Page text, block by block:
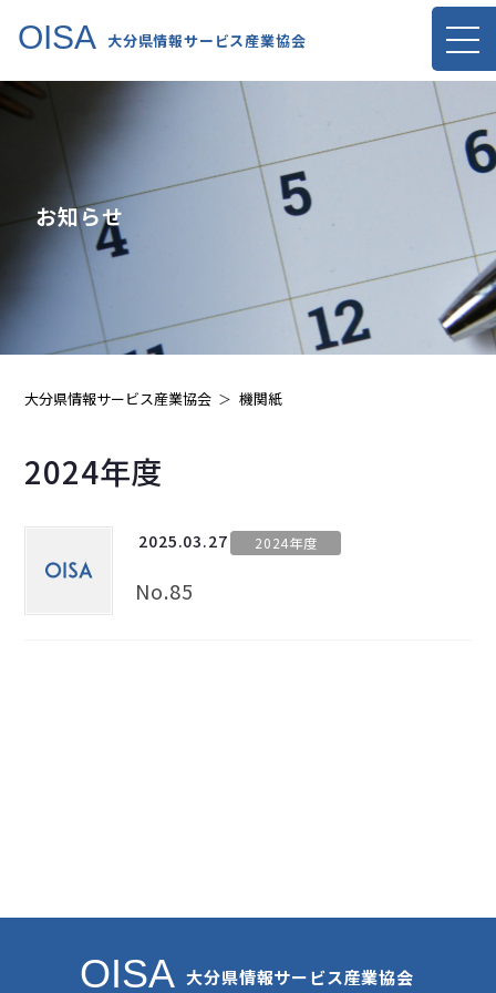
OISA 大分県情報サービス産業協会
お知らせ
大分県情報サービス産業協会 機関紙
2024年度
2025.03.27 2024年度
No.85
OISA 大分県情報サービス産業協会